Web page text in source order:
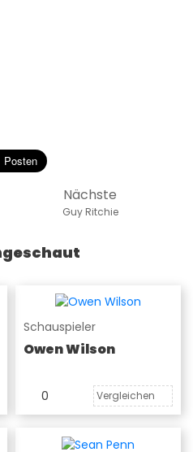
Nächste
Guy Ritchie
Schauspieler
Owen Wilson
0 Vergleichen